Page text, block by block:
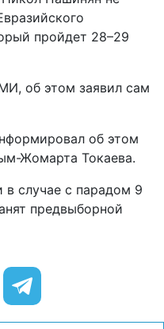
пройдет 28–29
об этом заявил сам
об этом
Жомарта Токаева.
в случае с парадом 9
предвыборной